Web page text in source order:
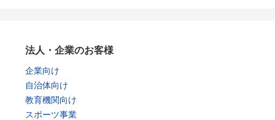
法人・企業のお客様
企業向け
自治体向け
教育機関向け
スポーツ事業